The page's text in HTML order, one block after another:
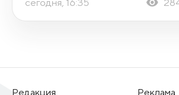
Редакция
Реклама